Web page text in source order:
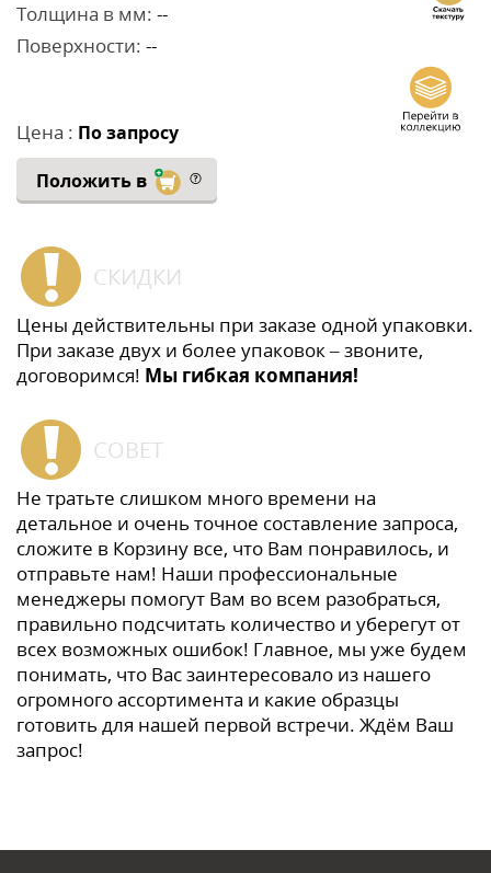
Толщина в мм: --
Поверхности: --
Цена : По запросу
Положить в
СКИДКИ
Цены действительны при заказе одной упаковки.
При заказе двух и более упаковок – звоните,
договоримся! Мы гибкая компания!
СОВЕТ
Не тратьте слишком много времени на
детальное и очень точное составление запроса,
сложите в Корзину все, что Вам понравилось, и
отправьте нам! Наши профессиональные
менеджеры помогут Вам во всем разобраться,
правильно подсчитать количество и уберегут от
всех возможных ошибок! Главное, мы уже будем
понимать, что Вас заинтересовало из нашего
огромного ассортимента и какие образцы
готовить для нашей первой встречи. Ждём Ваш
запрос!